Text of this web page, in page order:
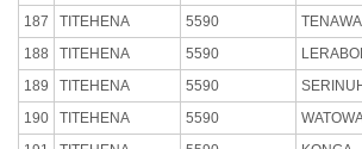
187
TITEHENA 5590
188
TITEHENA 5590
189
TITEHENA 5590
190
TITEHENA 5590